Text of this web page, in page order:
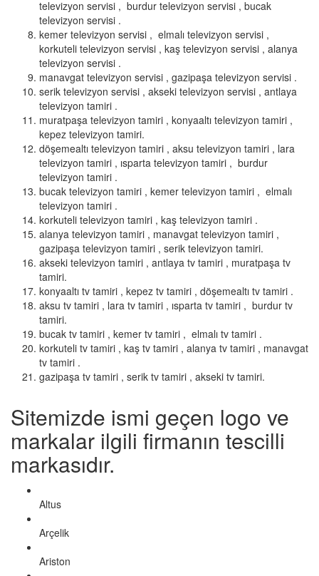
televizyon servisi , burdur televizyon servisi , bucak
televizyon servisi .
kemer televizyon servisi , elmalı televizyon servisi ,
korkuteli televizyon servisi , kaş televizyon servisi , alanya
televizyon servisi .
manavgat televizyon servisi , gazipaşa televizyon servisi .
serik televizyon servisi , akseki televizyon servisi , antlaya
televizyon tamiri .
muratpaşa televizyon tamiri , konyaaltı televizyon tamiri ,
kepez televizyon tamiri.
döşemealtı televizyon tamiri , aksu televizyon tamiri , lara
televizyon tamiri , ısparta televizyon tamiri , burdur
televizyon tamiri .
bucak televizyon tamiri , kemer televizyon tamiri , elmalı
televizyon tamiri .
korkuteli televizyon tamiri , kaş televizyon tamiri .
alanya televizyon tamiri , manavgat televizyon tamiri ,
gazipaşa televizyon tamiri , serik televizyon tamiri.
akseki televizyon tamiri , antlaya tv tamiri , muratpaşa tv
tamiri.
konyaaltı tv tamiri , kepez tv tamiri , döşemealtı tv tamiri .
aksu tv tamiri , lara tv tamiri , ısparta tv tamiri , burdur tv
tamiri.
bucak tv tamiri , kemer tv tamiri , elmalı tv tamiri .
korkuteli tv tamiri , kaş tv tamiri , alanya tv tamiri , manavgat
tv tamiri .
gazipaşa tv tamiri , serik tv tamiri , akseki tv tamiri.
Sitemizde ismi geçen logo ve
markalar ilgili firmanın tescilli
markasıdır.
Altus
Arçelik
Ariston